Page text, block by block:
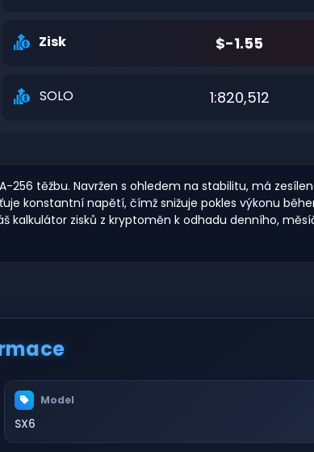
Zisk $-1.55
SOLO 1:820,512
256 těžbu. Navržen s ohledem na stabilitu, má
konstantní napětí, čímž snižuje pokles výkonu
zisků z kryptoměn k odhadu denního,
Model
SX6